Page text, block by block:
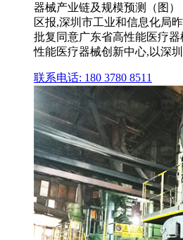
器械产业链及规模预测（图
区报,深圳市工业和信息化局
批复同意广东省高性能医疗
性能医疗器械创新中心,以深
联系电话: 180 3780 8511